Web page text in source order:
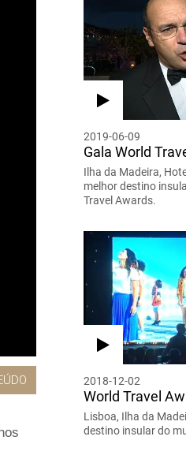
2019-06-09
Gala World
Ilha da Madeira,
melhor destino
Travel Awards.
2018-12-02
World Travel
Lisboa, Ilha da
destino insular do